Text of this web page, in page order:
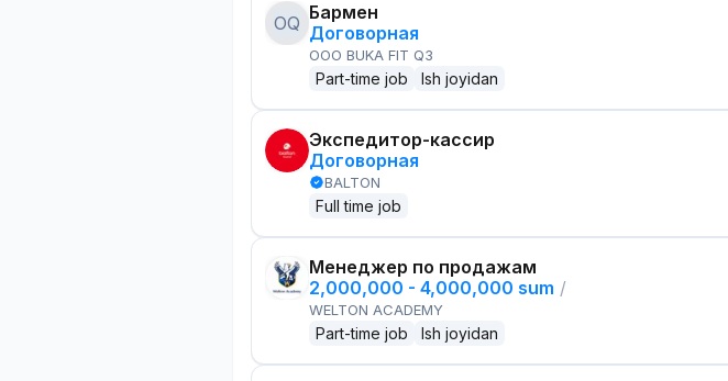
OQ Бармен
Договорная
OOO BUKA FIT Q3
Part-time job Ish joyidan
Экспедитор-кассир
Договорная
BALTON
Full time job
Менеджер по продажам
2,000,000 - 4,000,000 sum /
WELTON ACADEMY
Part-time job Ish joyidan